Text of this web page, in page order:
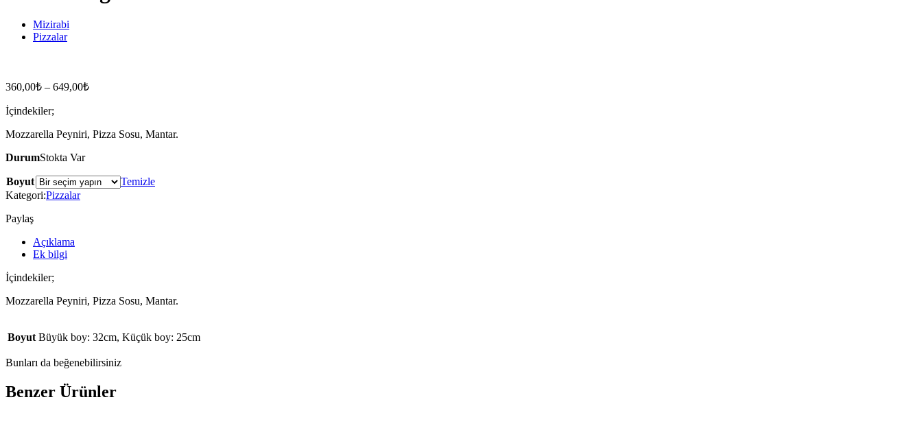
Mizirabi
Pizzalar
360,00₺ – 649,00₺
İçindekiler;
Mozzarella Peyniri, Pizza Sosu, Mantar.
DurumStokta Var
Boyut
Temizle
Kategori:Pizzalar
Paylaş
Açıklama
Ek bilgi
İçindekiler;
Mozzarella Peyniri, Pizza Sosu, Mantar.
Boyut Büyük boy: 32cm, Küçük boy: 25cm
Bunları da beğenebilirsiniz
Benzer Ürünler